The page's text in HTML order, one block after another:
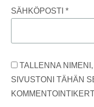
SÄHKÖPOSTI*
TALLENNA
SIVUSTONI TÄHÄN